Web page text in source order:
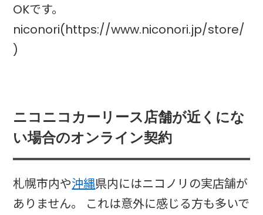
OKです。
niconori(https://www.niconori.jp/store/
)
ニコニコカーリース店舗が近くにな
い場合のオンライン契約
札幌市内や沖縄県内にはニコノリの実店舗が
ありません。 これは意外に感じる方も多いで